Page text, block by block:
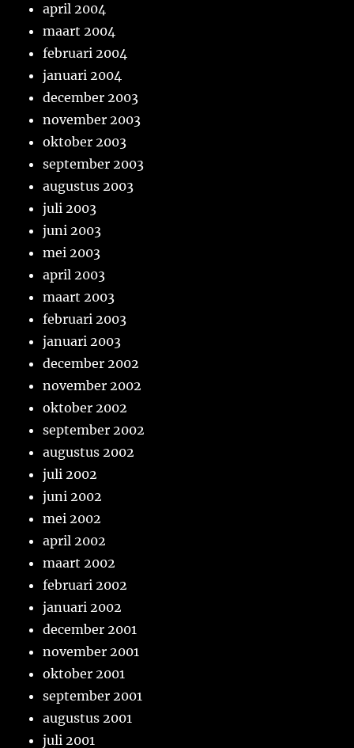
april 2004
maart 2004
februari 2004
januari 2004
december 2003
november 2003
oktober 2003
september 2003
augustus 2003
juli 2003
juni 2003
mei 2003
april 2003
maart 2003
februari 2003
januari 2003
december 2002
november 2002
oktober 2002
september 2002
augustus 2002
juli 2002
juni 2002
mei 2002
april 2002
maart 2002
februari 2002
januari 2002
december 2001
november 2001
oktober 2001
september 2001
augustus 2001
juli 2001